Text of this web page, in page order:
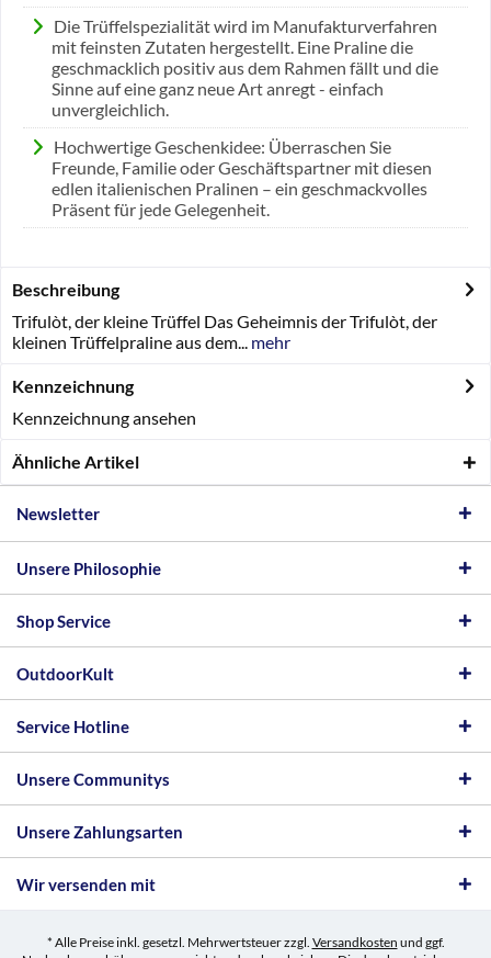
Die Trüffelspezialität wird im Manufakturverfahren
mit feinsten Zutaten hergestellt. Eine Praline die
geschmacklich positiv aus dem Rahmen fällt und die
Sinne auf eine ganz neue Art anregt - einfach
unvergleichlich.
Hochwertige Geschenkidee: Überraschen Sie
Freunde, Familie oder Geschäftspartner mit diesen
edlen italienischen Pralinen – ein geschmackvolles
Präsent für jede Gelegenheit.
Beschreibung
Trifulòt, der kleine Trüffel Das Geheimnis der Trifulòt, der
kleinen Trüffelpraline aus dem... mehr
Kennzeichnung
Kennzeichnung ansehen
Ähnliche Artikel
Newsletter
Unsere Philosophie
Shop Service
OutdoorKult
Service Hotline
Unsere Communitys
Unsere Zahlungsarten
Wir versenden mit
* Alle Preise inkl. gesetzl. Mehrwertsteuer zzgl. Versandkosten und ggf.